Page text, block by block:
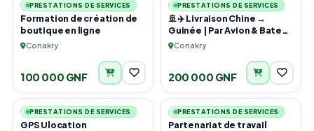
URGENT
PRESTATIONS DE SERVICES
Formation de création de
boutique en ligne
Conakry
100 000 GNF
PRESTATIONS DE SERVICES
🚢✈️ Livraison Chine →
Guinée | Par Avion & Bateau
– Rapide, Sécurisé &
Conakry
200 000 GNF
1
PRESTATIONS DE SERVICES
GPS Ulocation
1
PRESTATIONS DE SERVICES
Partenariat de travail